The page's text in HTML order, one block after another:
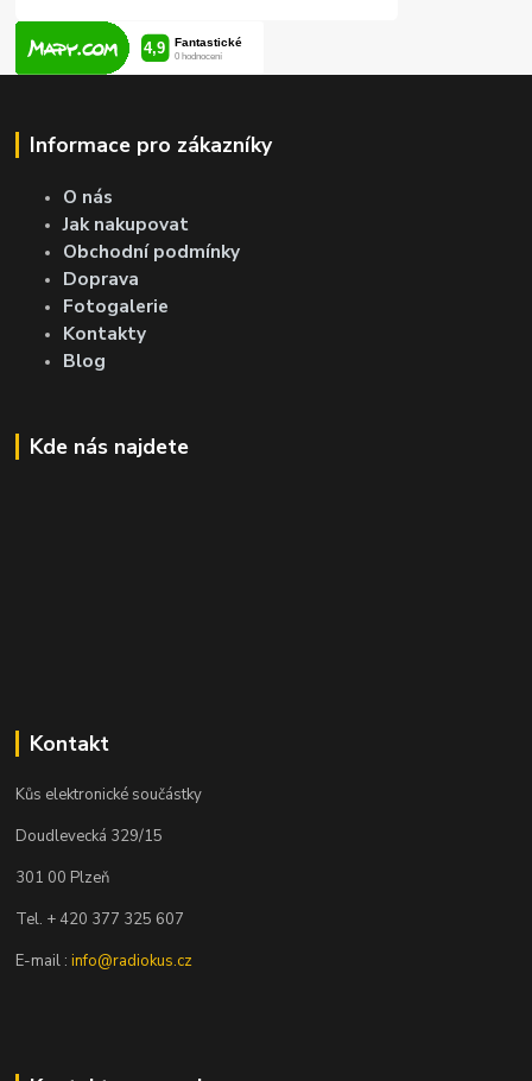
Informace pro zákazníky
O nás
Jak nakupovat
Obchodní podmínky
Doprava
Fotogalerie
Kontakty
Blog
Kde nás najdete
Kontakt
Kůs elektronické součástky
Doudlevecká 329/15
301 00 Plzeň
Tel. + 420 377 325 607
E-mail :info@radiokus.cz